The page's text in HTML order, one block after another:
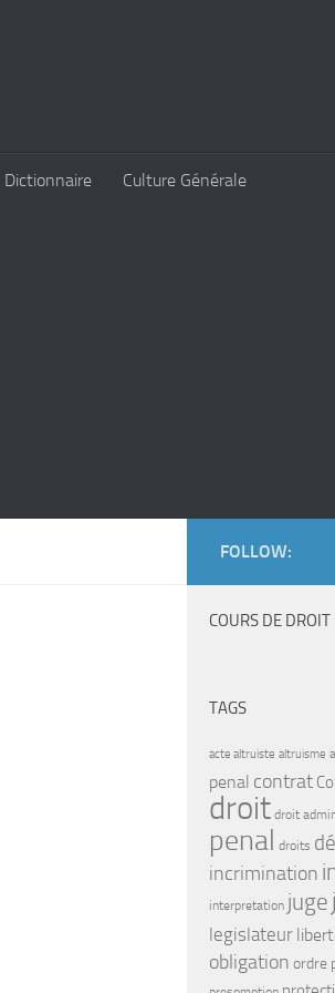
Dictionnaire Culture Générale
FOLLOW:
COURS DE DROIT
TAGS
acte altruiste altruisme
penal contrat
droit droit
penal droits
incrimination
interpretation juge
legislateur
obligation ordre